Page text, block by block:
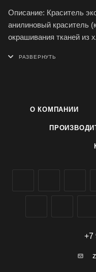
Описание: Краситель
анилиновый краситель
окрашивания тканей из
насыщенности цвета и
Красителем Джинса
О КОМПАНИИ
+7